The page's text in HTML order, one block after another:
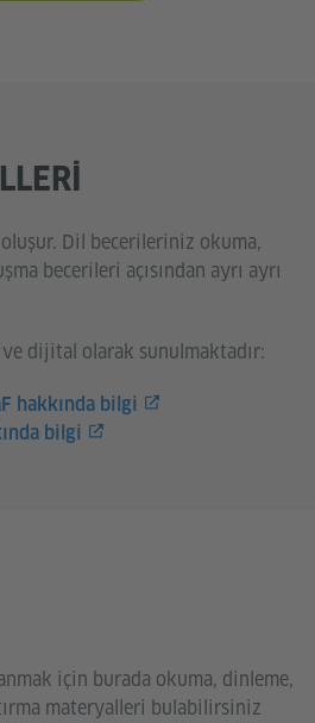
Dil becerileriniz okuma,
becerileri açısından ayrı ayrı
ve dijital olarak sunulmaktadır:
hakkında bilgi
bilgi
için burada okuma, dinleme,
materyalleri bulabilirsiniz